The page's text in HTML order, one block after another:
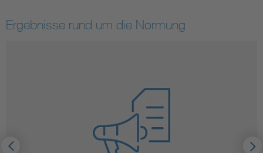
Ergebnisse rund um die Normung